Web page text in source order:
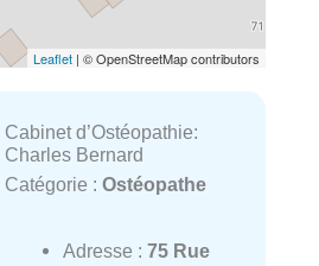
Leaflet | © OpenStreetMap contributors
Cabinet d’Ostéopathie:
Charles Bernard
Catégorie : Ostéopathe
Adresse : 75 Rue